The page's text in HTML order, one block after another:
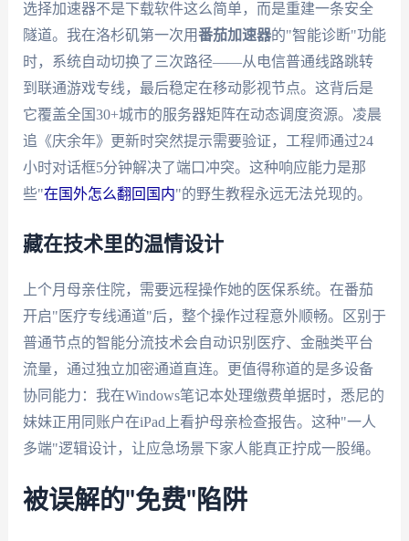
选择加速器不是下载软件这么简单，而是重建一条安全
隧道。我在洛杉矶第一次用番茄加速器的"智能诊断"功能
时，系统自动切换了三次路径——从电信普通线路跳转
到联通游戏专线，最后稳定在移动影视节点。这背后是
它覆盖全国30+城市的服务器矩阵在动态调度资源。凌晨
追《庆余年》更新时突然提示需要验证，工程师通过24
小时对话框5分钟解决了端口冲突。这种响应能力是那
些"在国外怎么翻回国内"的野生教程永远无法兑现的。
藏在技术里的温情设计
上个月母亲住院，需要远程操作她的医保系统。在番茄
开启"医疗专线通道"后，整个操作过程意外顺畅。区别于
普通节点的智能分流技术会自动识别医疗、金融类平台
流量，通过独立加密通道直连。更值得称道的是多设备
协同能力：我在Windows笔记本处理缴费单据时，悉尼的
妹妹正用同账户在iPad上看护母亲检查报告。这种"一人
多端"逻辑设计，让应急场景下家人能真正拧成一股绳。
被误解的"免费"陷阱